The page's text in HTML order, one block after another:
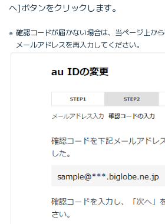
へ]ボタンをクリックします。
確認コードが届かない場合は、当ページ上か
メールアドレスを再入力してください。